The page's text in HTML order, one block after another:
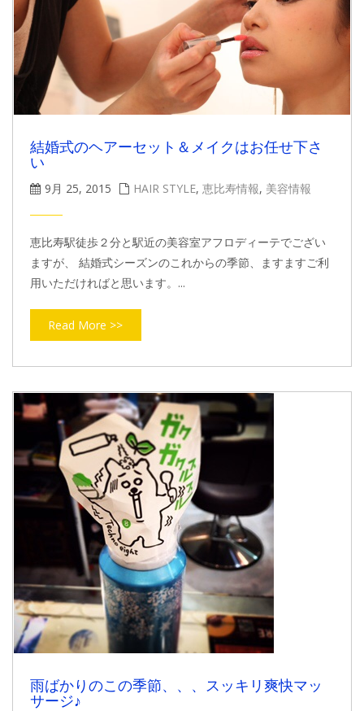
結婚式のヘアーセット＆メイクはお任せ下さ
い
9月 25, 2015 HAIR STYLE, 恵比寿情報, 美容情報
恵比寿駅徒歩２分と駅近の美容室アフロディーテでござい
ますが、 結婚式シーズンのこれからの季節、ますますご利
用いただければと思います。...
Read More >>
雨ばかりのこの季節、、、スッキリ爽快マッ
サージ♪